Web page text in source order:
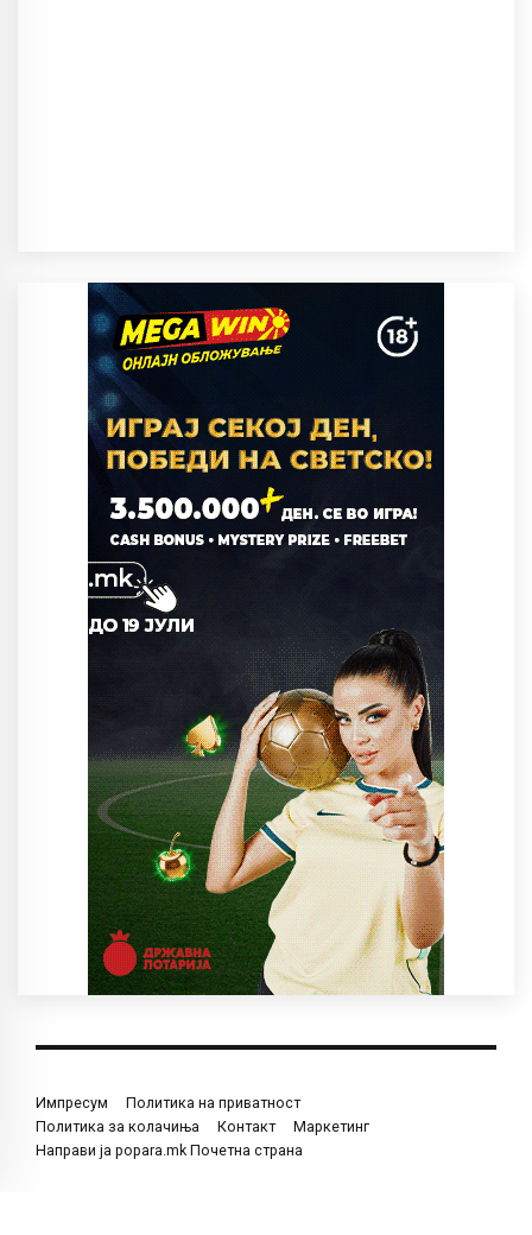
Импресум
Политика на приватност
Политика за колачиња
Контакт
Маркетинг
Направи ја popara.mk Почетна страна